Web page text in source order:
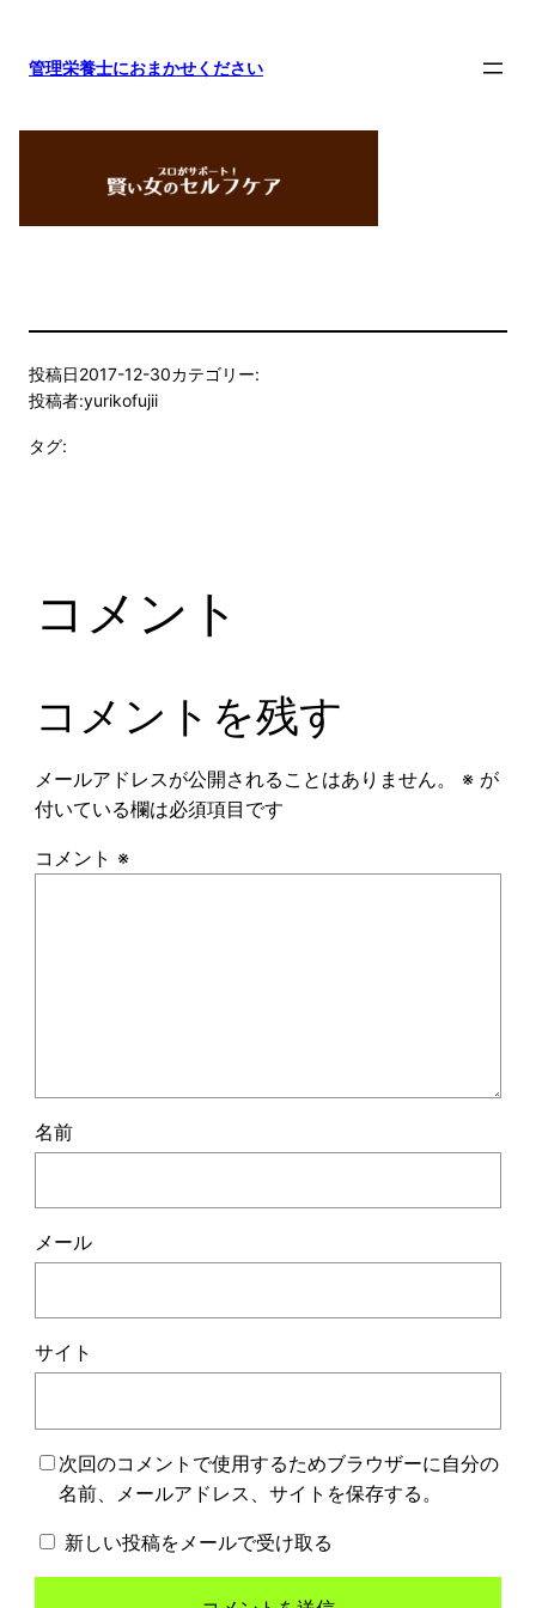
管理栄養士におまかせください
投稿日2017-12-30カテゴリー:
投稿者:yurikofujii
タグ:
コメント
コメントを残す
メールアドレスが公開されることはありません。 ※が
付いている欄は必須項目です
コメント ※
名前
メール
サイト
次回のコメントで使用するためブラウザーに自分の
名前、メールアドレス、サイトを保存する。
新しい投稿をメールで受け取る